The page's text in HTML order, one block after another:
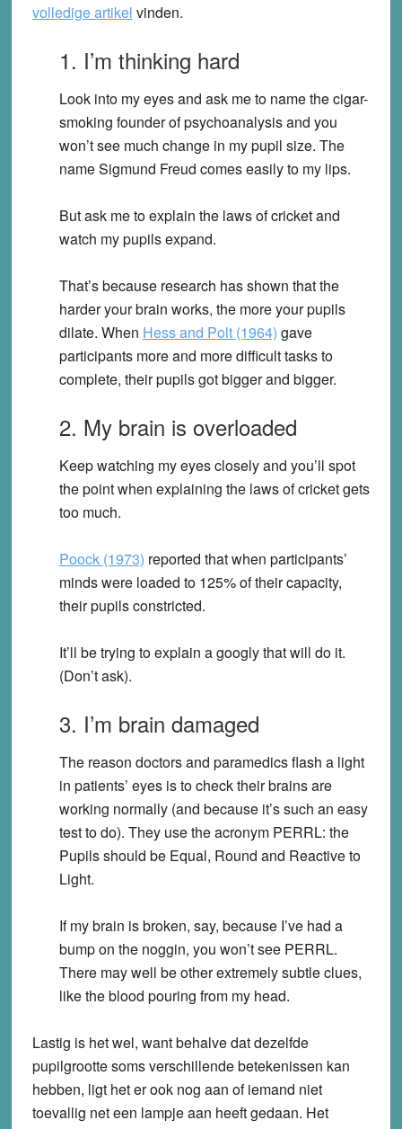
volledige artikel vinden.
1. I’m thinking hard
Look into my eyes and ask me to name the cigar-
smoking founder of psychoanalysis and you
won’t see much change in my pupil size. The
name Sigmund Freud comes easily to my lips.
But ask me to explain the laws of cricket and
watch my pupils expand.
That’s because research has shown that the
harder your brain works, the more your pupils
dilate. When Hess and Polt (1964) gave
participants more and more difficult tasks to
complete, their pupils got bigger and bigger.
2. My brain is overloaded
Keep watching my eyes closely and you’ll spot
the point when explaining the laws of cricket gets
too much.
Poock (1973) reported that when participants’
minds were loaded to 125% of their capacity,
their pupils constricted.
It’ll be trying to explain a googly that will do it.
(Don’t ask).
3. I’m brain damaged
The reason doctors and paramedics flash a light
in patients’ eyes is to check their brains are
working normally (and because it’s such an easy
test to do). They use the acronym PERRL: the
Pupils should be Equal, Round and Reactive to
Light.
If my brain is broken, say, because I’ve had a
bump on the noggin, you won’t see PERRL.
There may well be other extremely subtle clues,
like the blood pouring from my head.
Lastig is het wel, want behalve dat dezelfde
pupilgrootte soms verschillende betekenissen kan
hebben, ligt het er ook nog aan of iemand niet
toevallig net een lampje aan heeft gedaan. Het